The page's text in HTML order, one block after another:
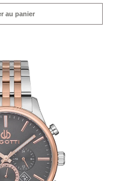
au panier